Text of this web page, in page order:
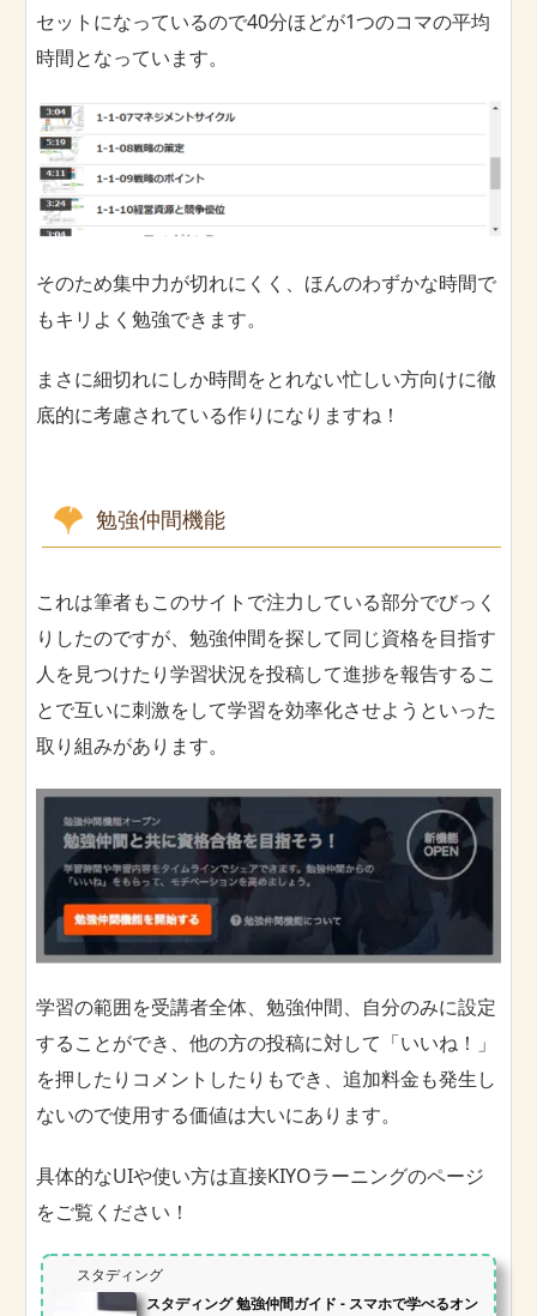
セットになっているので40分ほどが1つのコマの平均
時間となっています。
そのため集中力が切れにくく、ほんのわずかな時間で
もキリよく勉強できます。
まさに細切れにしか時間をとれない忙しい方向けに徹
底的に考慮されている作りになりますね！
勉強仲間機能
これは筆者もこのサイトで注力している部分でびっく
りしたのですが、勉強仲間を探して同じ資格を目指す
人を見つけたり学習状況を投稿して進捗を報告するこ
とで互いに刺激をして学習を効率化させようといった
取り組みがあります。
学習の範囲を受講者全体、勉強仲間、自分のみに設定
することができ、他の方の投稿に対して「いいね！」
を押したりコメントしたりもでき、追加料金も発生し
ないので使用する価値は大いにあります。
具体的なUIや使い方は直接KIYOラーニングのページ
をご覧ください！
スタディング
スタディング 勉強仲間ガイド - スマホで学べるオン